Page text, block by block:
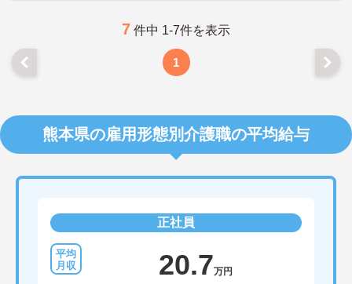
7 件中 1-7件を表示
1
熊本県の雇用形態別介護職の平均給与
正社員
20.7万円